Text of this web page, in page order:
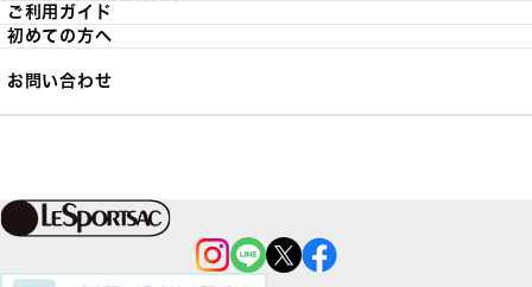
ご利用ガイド
初めての方へ
お問い合わせ